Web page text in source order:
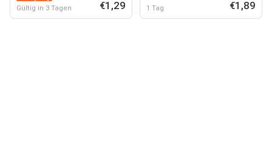
Gültig in 3 Tagen €1,29 1 Tag €1,89